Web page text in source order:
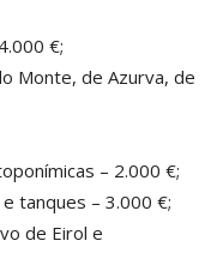
€;
Monte, de Azurva, de
– 2.000 €;
tanques – 3.000 €;
de Eirol e